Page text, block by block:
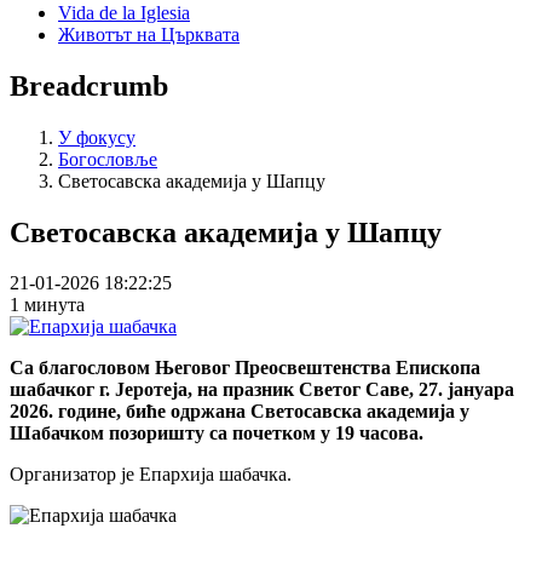
Vida de la Iglesia
Животът на Църквата
Breadcrumb
У фокусу
Богословље
Светосавска академија у Шапцу
Светосавска академија у Шапцу
21-01-2026 18:22:25
1 минута
Са благословом Његовог Преосвештенства Епископа
шабачког г. Јеротеја, на празник Светог Саве, 27. јануара
2026. године, биће одржана Светосавска академија у
Шабачком позоришту са почетком у 19 часова.
Организатор је Епархија шабачка.